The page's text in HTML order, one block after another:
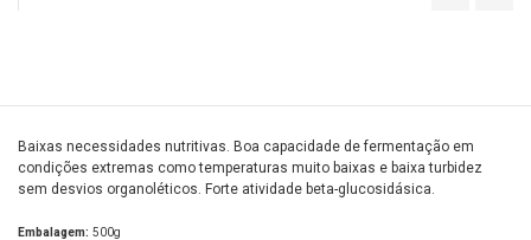
Baixas necessidades nutritivas. Boa capacidade de fermentação em
condições extremas como temperaturas muito baixas e baixa turbidez
sem desvios organoléticos. Forte atividade beta-glucosidásica.
Embalagem: 500g